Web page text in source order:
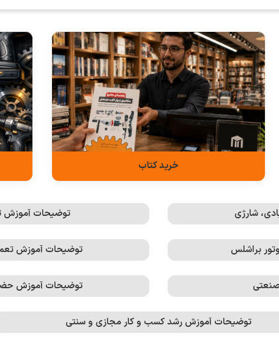
خرید کتاب
شارژی توضیحات آموزش
براشلس توضیحات آموزش تعمیر
توضیحات آموزش
توضیحات آموزش رشد کسب و کار مجازی و سنتی